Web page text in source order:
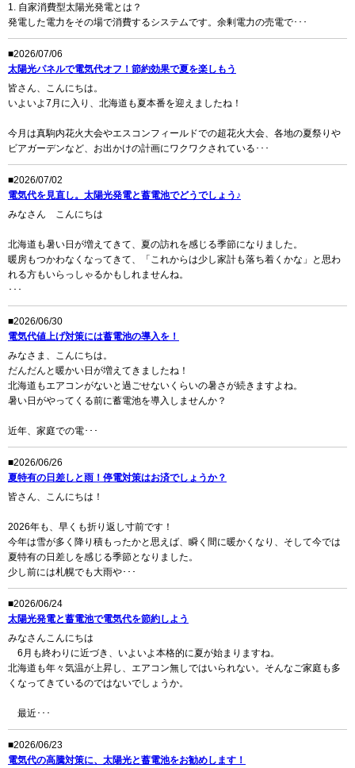
1. 自家消費型太陽光発電とは？
発電した電力をその場で消費するシステムです。余剰電力の売電で･･･
■2026/07/06
太陽光パネルで電気代オフ！節約効果で夏を楽しもう
皆さん、こんにちは。
いよいよ7月に入り、北海道も夏本番を迎えましたね！
今月は真駒内花火大会やエスコンフィールドでの超花火大会、各地の夏祭りや
ビアガーデンなど、お出かけの計画にワクワクされている･･･
■2026/07/02
電気代を見直し。太陽光発電と蓄電池でどうでしょう♪
みなさん こんにちは
北海道も暑い日が増えてきて、夏の訪れを感じる季節になりました。
暖房もつかわなくなってきて、「これからは少し家計も落ち着くかな」と思わ
れる方もいらっしゃるかもしれませんね。
･･･
■2026/06/30
電気代値上げ対策には蓄電池の導入を！
みなさま、こんにちは。
だんだんと暖かい日が増えてきましたね！
北海道もエアコンがないと過ごせないくらいの暑さが続きますよね。
暑い日がやってくる前に蓄電池を導入しませんか？
近年、家庭での電･･･
■2026/06/26
夏特有の日差しと雨！停電対策はお済でしょうか？
皆さん、こんにちは！
2026年も、早くも折り返し寸前です！
今年は雪が多く降り積もったかと思えば、瞬く間に暖かくなり、そして今では
夏特有の日差しを感じる季節となりました。
少し前には札幌でも大雨や･･･
■2026/06/24
太陽光発電と蓄電池で電気代を節約しよう
みなさんこんにちは
6月も終わりに近づき、いよいよ本格的に夏が始まりますね。
北海道も年々気温が上昇し、エアコン無しではいられない。そんなご家庭も多
くなってきているのではないでしょうか。
最近･･･
■2026/06/23
電気代の高騰対策に、太陽光と蓄電池をお勧めします！